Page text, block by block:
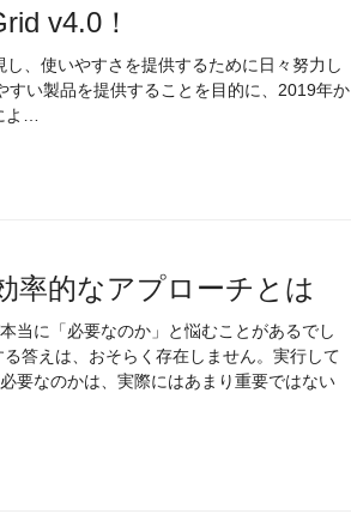
v4.0！
、使いやすさを提供するために日々努力し
い製品を提供することを目的に、2019年か
よ…
率的なアプローチとは
当に「必要なのか」と悩むことがあるでし
答えは、おそらく存在しません。実行して
要なのかは、実際にはあまり重要ではない